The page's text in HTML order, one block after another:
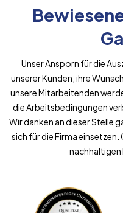
Unser Ansporn für die
unserer Kunden, ihre
unsere Mitarbeitenden
die Arbeitsbedingungen
Wir danken an dieser Stelle
sich für die Firma einsetzen.